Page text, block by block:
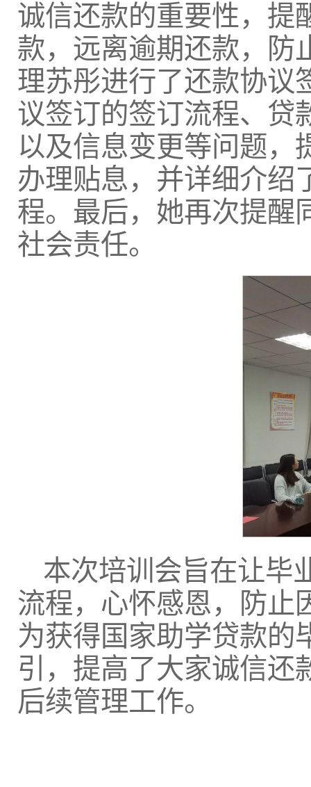
诚信还款的重要性，提
款，远离逾期还款，防
理苏彤进行了还款协议
议签订的签订流程、贷
以及信息变更等问题，
办理贴息，并详细介绍
程。最后，她再次提醒
社会责任。
本次培训会旨在让毕
流程，心怀感恩，防止
为获得国家助学贷款的
引，提高了大家诚信还
后续管理工作。